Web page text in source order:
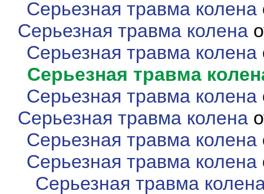
Серьезная травма колена
Серьезная травма колена
Серьезная травма колена
Серьезная травма
Серьезная травма колена
Серьезная травма колена
Серьезная травма колена
Серьезная травма колена
Серьезная травма